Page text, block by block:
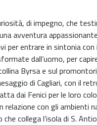
di impegno, che
avventura
per entrare in sintonia
dall’uomo, per
Byrsa e sul
di Cagliari, con il
dai Fenici per le loro
con gli ambienti
collega l’isola di S.